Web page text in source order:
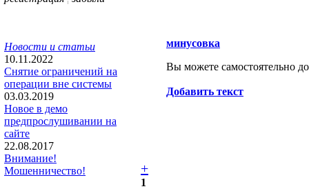
Новости и статьи
10.11.2022
Снятие ограничений на
операции вне системы
03.03.2019
Новое в демо
предпрослушивании на
сайте
22.08.2017
Внимание!
Мошенничество!
минусовка
Вы можете самостоятельно
Добавить текст
+
1